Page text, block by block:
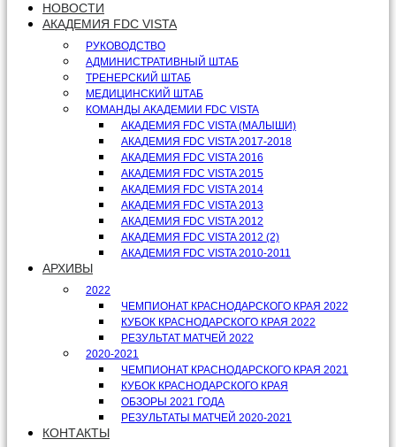
НОВОСТИ
АКАДЕМИЯ FDC VISTA
РУКОВОДСТВО
АДМИНИСТРАТИВНЫЙ ШТАБ
ТРЕНЕРСКИЙ ШТАБ
МЕДИЦИНСКИЙ ШТАБ
КОМАНДЫ АКАДЕМИИ FDC VISTA
АКАДЕМИЯ FDC VISTA (МАЛЫШИ)
АКАДЕМИЯ FDC VISTA 2017-2018
АКАДЕМИЯ FDC VISTA 2016
АКАДЕМИЯ FDC VISTA 2015
АКАДЕМИЯ FDC VISTA 2014
АКАДЕМИЯ FDC VISTA 2013
АКАДЕМИЯ FDC VISTA 2012
АКАДЕМИЯ FDC VISTA 2012 (2)
АКАДЕМИЯ FDC VISTA 2010-2011
АРХИВЫ
2022
ЧЕМПИОНАТ КРАСНОДАРСКОГО КРАЯ 2022
КУБОК КРАСНОДАРСКОГО КРАЯ 2022
РЕЗУЛЬТАТ МАТЧЕЙ 2022
2020-2021
ЧЕМПИОНАТ КРАСНОДАРСКОГО КРАЯ 2021
КУБОК КРАСНОДАРСКОГО КРАЯ
ОБЗОРЫ 2021 ГОДА
РЕЗУЛЬТАТЫ МАТЧЕЙ 2020-2021
КОНТАКТЫ